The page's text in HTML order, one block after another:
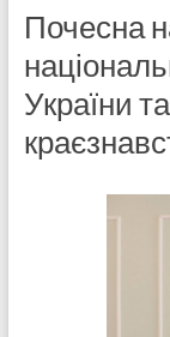
Почесна
України